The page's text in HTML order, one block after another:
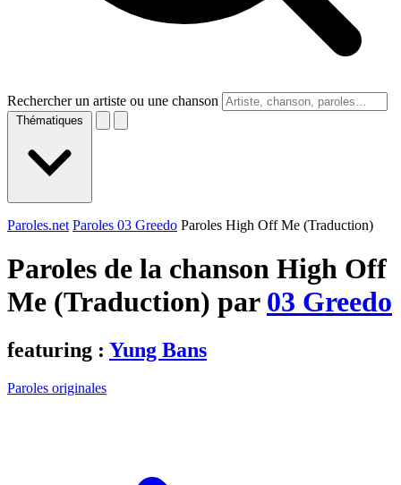
Rechercher un artiste ou une chanson
Thématiques
Paroles.net Paroles 03 Greedo Paroles High Off Me (Traduction)
Paroles de la chanson High Off
Me (Traduction) par 03 Greedo
featuring : Yung Bans
Paroles originales